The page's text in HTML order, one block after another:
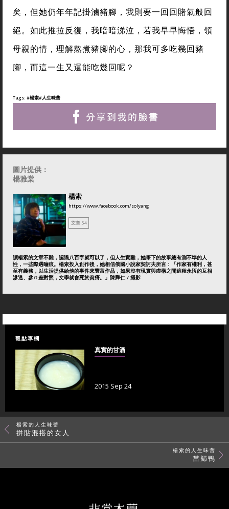
矣，但她仍年年記掛滷豬腳，我則要一回回賭氣般回
絕。如此推拉反復，我暗暗涕泣，若我早早悔悟，領
母親的情，理解熬煮豬腳的心，那我可多吃幾回豬
腳，而這一生又還能吃幾回呢？
Tags: #楊索#人生味蕾
圖片提供：
楊雅棠
楊索
https://www.facebook.com/solyang
文章 54
讀楊索的文章不難，認識八百字就可以了，但人生實難，她筆下的故事總有測不準的人
性，一些際遇嚙痕。楊索投入創作後，她相信俄國小說家契訶夫所言：「作家有權利，甚
至有義務，以生活提供給他的事件來豐富作品，如果沒有現實與虛構之間這種永恆的互相
滲透、參ㄇ差對照，文學就會死於貧瘠。」陳舜仁 / 攝影
觀點專欄
真實的甘酒
2015 Sep 24
楊索的人生味蕾
拼貼混搭的女人
楊索的人生味蕾
當歸鴨